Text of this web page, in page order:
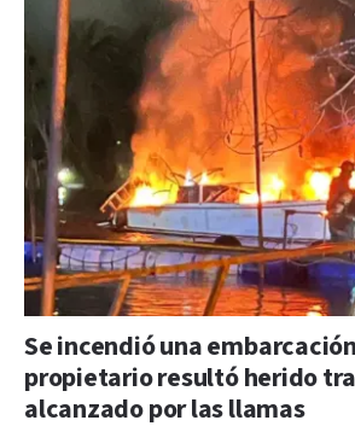
Se incendió una
propietario resultó herido
alcanzado por las llamas